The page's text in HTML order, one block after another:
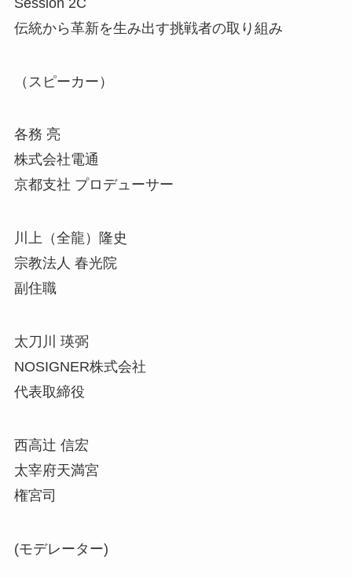
伝統から革新を生み出す挑戦者の取り組み
（スピーカー）
各務 亮
株式会社電通
京都支社 プロデューサー
川上（全龍）隆史
宗教法人 春光院
副住職
太刀川 瑛弼
NOSIGNER株式会社
代表取締役
西高辻 信宏
太宰府天満宮
権宮司
(モデレーター)